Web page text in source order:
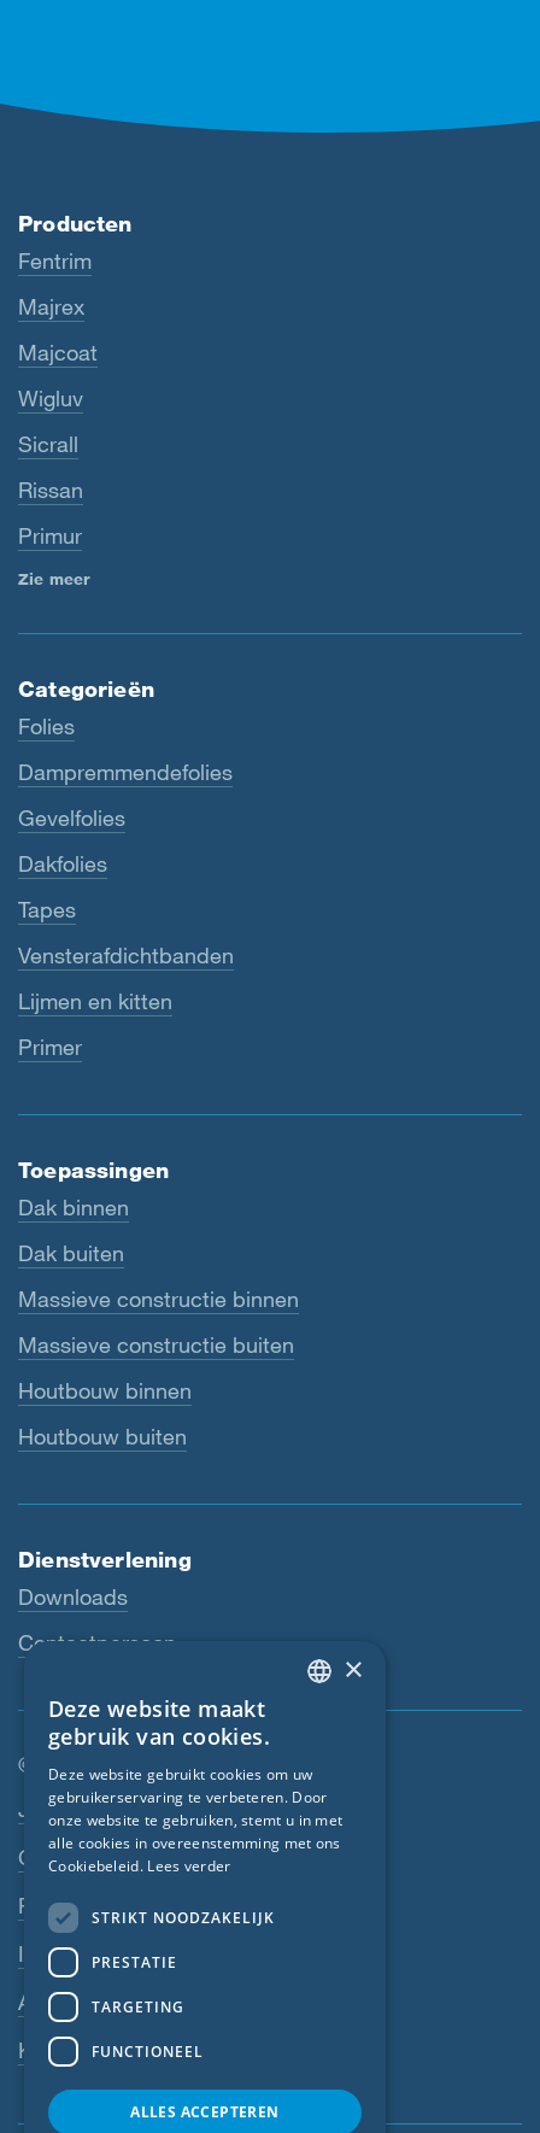
Producten
Fentrim
Majrex
Majcoat
Wigluv
Sicrall
Rissan
Primur
Zie meer
Categorieën
Folies
Dampremmendefolies
Gevelfolies
Dakfolies
Tapes
Vensterafdichtbanden
Lijmen en kitten
Primer
Toepassingen
Dak binnen
Dak buiten
Massieve constructie binnen
Massieve constructie buiten
Houtbouw binnen
Houtbouw buiten
Dienstverlening
Downloads
Contactpersoon
© SIGA 2026
Footer-navigatie
Jobs
Contact
Privacyverklaring
Impressum
AV
Klokkenluiderssysteem
FRENCH
CZECH
NORWEGIAN
×
Deze website maakt
gebruik van cookies.
Deze website gebruikt cookies om uw
gebruikerservaring te verbeteren. Door
onze website te gebruiken, stemt u in met
alle cookies in overeenstemming met ons
Cookiebeleid. Lees verder
STRIKT NOODZAKELIJK
PRESTATIE
TARGETING
FUNCTIONEEL
ALLES ACCEPTEREN